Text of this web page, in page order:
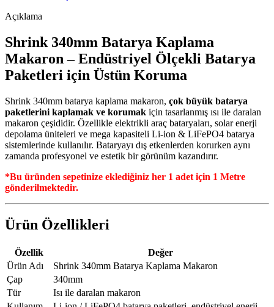
Açıklama
Shrink 340mm Batarya Kaplama
Makaron – Endüstriyel Ölçekli Batarya
Paketleri için Üstün Koruma
Shrink 340mm batarya kaplama makaron, çok büyük batarya
paketlerini kaplamak ve korumak için tasarlanmış ısı ile daralan
makaron çeşididir. Özellikle elektrikli araç bataryaları, solar enerji
depolama üniteleri ve mega kapasiteli Li-ion & LiFePO4 batarya
sistemlerinde kullanılır. Bataryayı dış etkenlerden korurken aynı
zamanda profesyonel ve estetik bir görünüm kazandırır.
*Bu üründen sepetinize eklediğiniz her 1 adet için 1 Metre
gönderilmektedir.
Ürün Özellikleri
Özellik
Değer
Ürün Adı
Shrink 340mm Batarya Kaplama Makaron
Çap
340mm
Tür
Isı ile daralan makaron